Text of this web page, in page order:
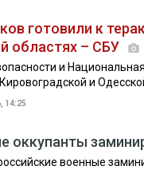
готовили к
областях – СБУ
и
и
14:25
оккупанты
военные